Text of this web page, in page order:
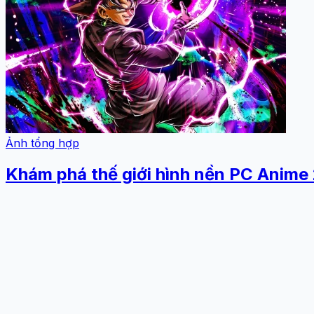
Ảnh tổng hợp
Khám phá thế giới hình nền PC